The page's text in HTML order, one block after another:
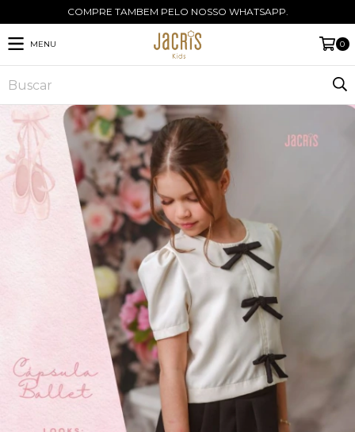
COMPRE TAMBEM PELO NOSSO WHATSAPP.
MENU 0